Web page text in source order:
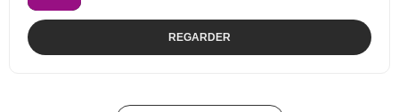
REGARDER